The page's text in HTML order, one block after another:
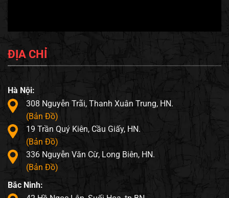
ĐỊA CHỈ
Hà Nội:
308 Nguyễn Trãi, Thanh Xuân Trung, HN.
(Bản Đồ)
19 Trần Quý Kiên, Cầu Giấy, HN.
(Bản Đồ)
336 Nguyễn Văn Cừ, Long Biên, HN.
(Bản Đồ)
Bắc Ninh: